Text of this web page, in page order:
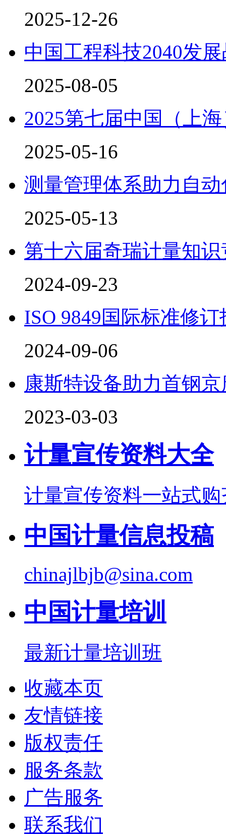
2025-12-26
中国工程科技2040发
2025-08-05
2025第七届中国（上
2025-05-16
测量管理体系助力自
2025-05-13
第十六届奇瑞计量知
2024-09-23
ISO 9849国际标准修
2024-09-06
康斯特设备助力首钢
2023-03-03
计量宣传资料大全
计量宣传资料一站式购
中国计量信息投稿
chinajlbjb@sina.com
中国计量培训
最新计量培训班
收藏本页
友情链接
版权责任
服务条款
广告服务
联系我们